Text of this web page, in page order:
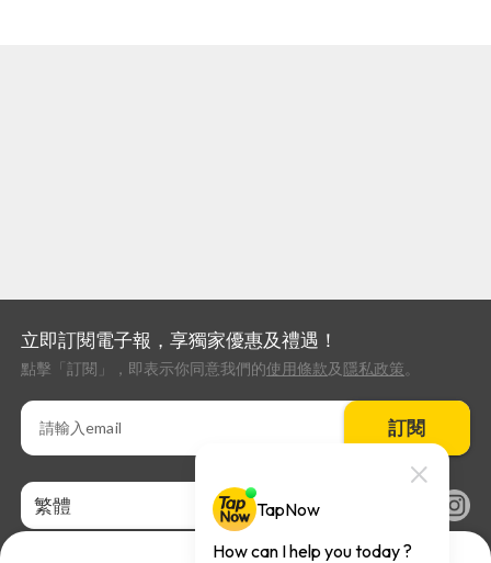
立即訂閱電子報，享獨家優惠及禮遇！
點擊「訂閱」，即表示你同意我們的使用條款及 隱私政策。
訂閱
繁體